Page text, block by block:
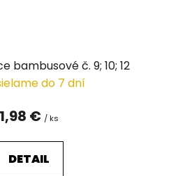
bambusové č. 9; 10; 12
do 7 dní
1,98 € / ks
DETAIL